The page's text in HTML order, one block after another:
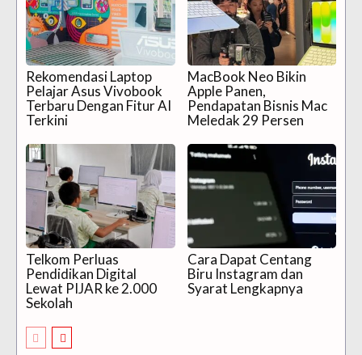
Rekomendasi Laptop
Pelajar Asus Vivobook
Terbaru Dengan Fitur AI
Terkini
MacBook Neo Bikin
Apple Panen,
Pendapatan Bisnis Mac
Meledak 29 Persen
Telkom Perluas
Pendidikan Digital
Lewat PIJAR ke 2.000
Sekolah
Cara Dapat Centang
Biru Instagram dan
Syarat Lengkapnya